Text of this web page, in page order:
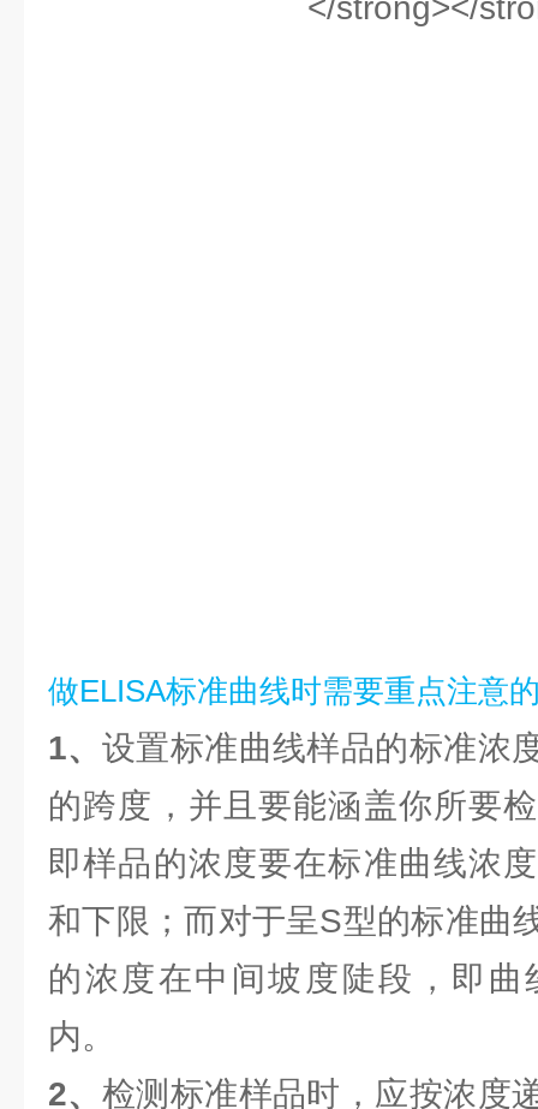
做ELISA标准曲线时需要重点注意
1、 设置标准曲线样品的标准浓
的跨度，并且要能涵盖你所要
即样品的浓度要在标准曲线浓
和下限；而对于呈S型的标准曲
的浓度在中间坡度陡段，即
内。
2、 检测标准样品时，应按浓度